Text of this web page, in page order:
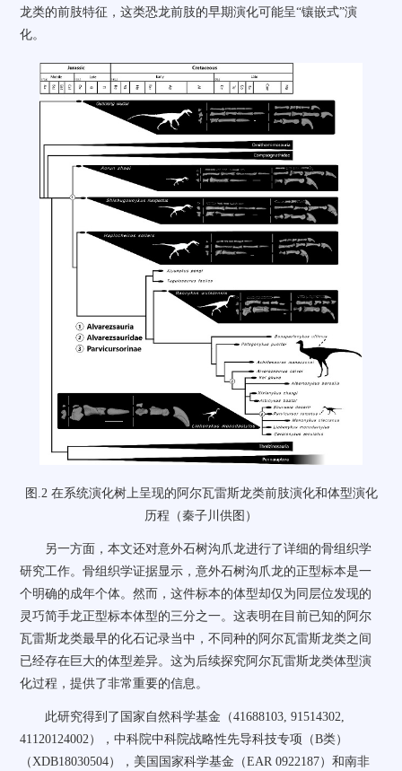
龙类的前肢特征，这类恐龙前肢的早期演化可能呈“镶嵌式”演
化。
图 .2 在系统演化树上呈现的阿尔瓦雷斯龙类前肢演化和体型演化
历程（秦子川供图）
另一方面，本文还对意外石树沟爪龙进行了详细的骨组织学
研究工作。骨组织学证据显示，意外石树沟爪龙的正型标本是一
个明确的成年个体。然而，这件标本的体型却仅为同层位发现的
灵巧简手龙正型标本体型的三分之一。这表明在目前已知的阿尔
瓦雷斯龙类最早的化石记录当中，不同种的阿尔瓦雷斯龙类之间
已经存在巨大的体型差异。这为后续探究阿尔瓦雷斯龙类体型演
化过程，提供了非常重要的信息。
此研究得到了国家自然科学基金（41688103, 91514302,
41120124002 ），中科院中科院战略性先导科技专项（B类）
（ XDB18030504），美国国家科学基金（EAR 0922187）和南非